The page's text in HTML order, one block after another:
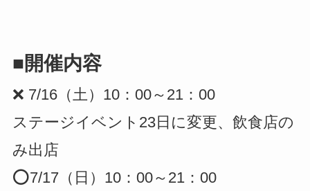
■開催内容
❌ 7/16（土）10：00～21：00
ステージイベント23日に変更、飲食店の
み出店
⭕️7/17（日）10：00～21：00